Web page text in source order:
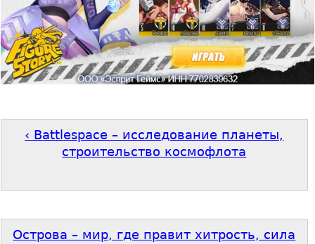
‹ Battlespace – исследование планеты,
строительство космофлота
Острова – мир, где правит хитрость, сила